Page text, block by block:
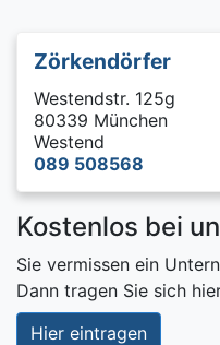
Zörkendörfer
Westendstr. 125g
80339 München
Westend
089 508568
Kostenlos bei
Sie vermissen ein
Dann tragen Sie sich
Hier eintragen